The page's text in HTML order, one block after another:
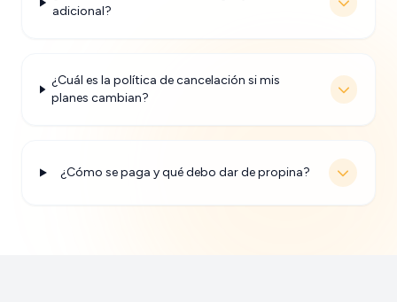
adicional?
¿Cuál es la política de cancelación si mis
planes cambian?
¿Cómo se paga y qué debo dar de propina?